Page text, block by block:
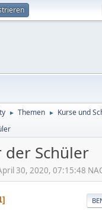
► Themen ► Kurse und
der Schüler
30, 2020, 07:15:48